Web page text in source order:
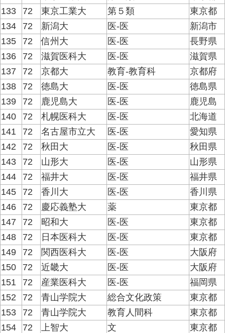
133
72 東京工業大 第５類
東京都
134
72 新潟大 医-医
新潟市
135
72 信州大 医-医
長野県
136
72 滋賀医科大 医-医
滋賀県
137
72 京都大 教育-教育科
京都府
138
72 徳島大 医-医
徳島県
139
72 鹿児島大 医-医
鹿児島
140
72 札幌医科大 医-医
北海道
141
72 名古屋市立大 医-医
愛知県
142
72 秋田大 医-医
秋田県
143
72 山形大 医-医
山形県
144
72 福井大 医-医
福井県
145
72 香川大 医-医
香川県
146
72 慶応義塾大 薬
東京都
147
72 昭和大 医-医
東京都
148
72 日本医科大 医-医
東京都
149
72 関西医科大 医-医
大阪府
150
72 近畿大 医-医
大阪府
151
72 産業医科大 医-医
福岡県
152
72 青山学院大 総合文化政策
東京都
153
72 青山学院大 教育人間科
東京都
154
72 上智大 文
東京都